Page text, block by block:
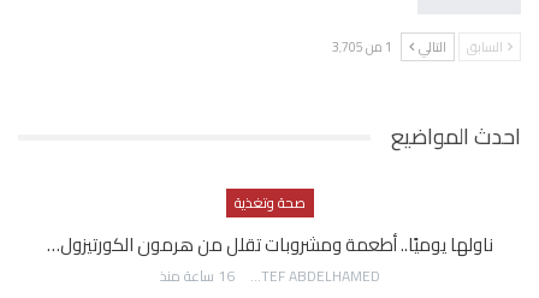
السابق التالي 1 من 3٬705
احدث المواضيع
صحة وتغذية
ناولها يوميًا.. أطعمة ومشروبات تقلل من هرمون الكورتيزول…
AWATEF ABDELHAMED 16 ساعة منذ